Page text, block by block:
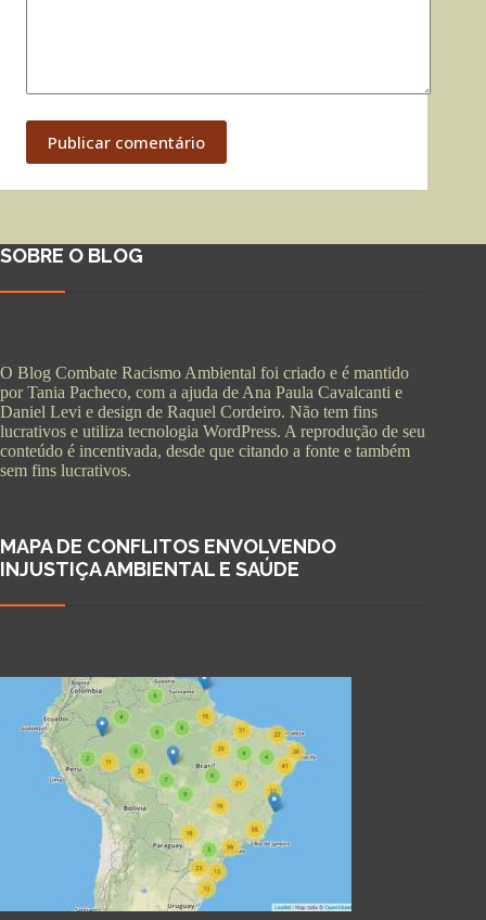
Publicar comentário
SOBRE O BLOG
O Blog Combate Racismo Ambiental foi criado e é mantido
por Tania Pacheco, com a ajuda de Ana Paula Cavalcanti e
Daniel Levi e design de Raquel Cordeiro. Não tem fins
lucrativos e utiliza tecnologia WordPress. A reprodução de seu
conteúdo é incentivada, desde que citando a fonte e também
sem fins lucrativos.
MAPA DE CONFLITOS ENVOLVENDO
INJUSTIÇA AMBIENTAL E SAÚDE